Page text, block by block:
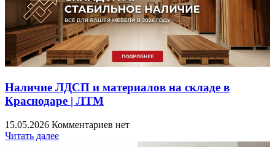
Наличие ЛДСП и материалов на складе в
Краснодаре | ЛТМ
15.05.2026 Комментариев нет
Читать далее